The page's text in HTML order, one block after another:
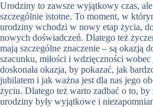
Urodziny to zawsze wyjątkowy czas,
szczególnie istotne. To moment, w
urodziny wchodzi w nowy etap życia,
nowych doświadczeń. Dlatego też
mają szczególne znaczenie – są okazją
szacunku, miłości i wdzięczności
doskonała okazja, by pokazać, jak
jubilatem i jak ważna jest dla nas jego
życiu. Dlatego też warto zadbać o to, by
urodziny były wyjątkowe i